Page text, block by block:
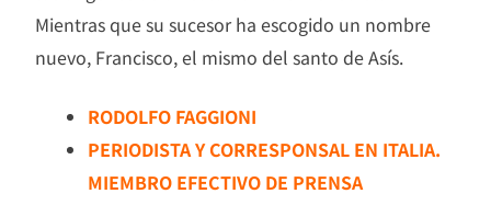
Mientras que su sucesor ha escogido un nombre
nuevo, Francisco, el mismo del santo de Asís.
RODOLFO FAGGIONI
PERIODISTA Y CORRESPONSAL EN ITALIA.
MIEMBRO EFECTIVO DE PRENSA